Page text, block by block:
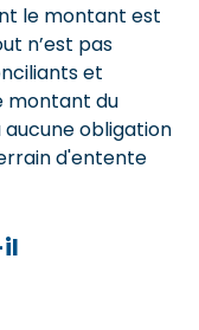
le montant est
n’est pas
et
montant du
aucune obligation
d'entente